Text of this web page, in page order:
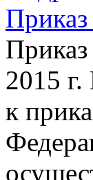
2015
к